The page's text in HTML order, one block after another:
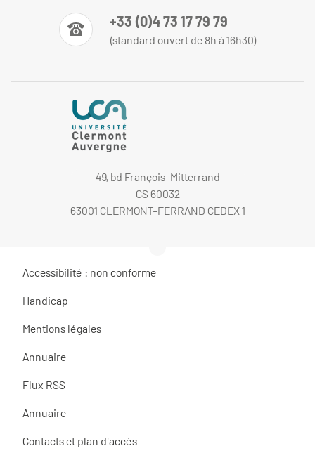
+33 (0)4 73 17 79 79
(standard ouvert de 8h à 16h30)
49, bd François-Mitterrand
CS 60032
63001 CLERMONT-FERRAND CEDEX 1
Accessibilité : non conforme
Handicap
Mentions légales
Annuaire
Flux RSS
Annuaire
Contacts et plan d'accès